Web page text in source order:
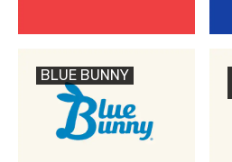
BLUE BUNNY